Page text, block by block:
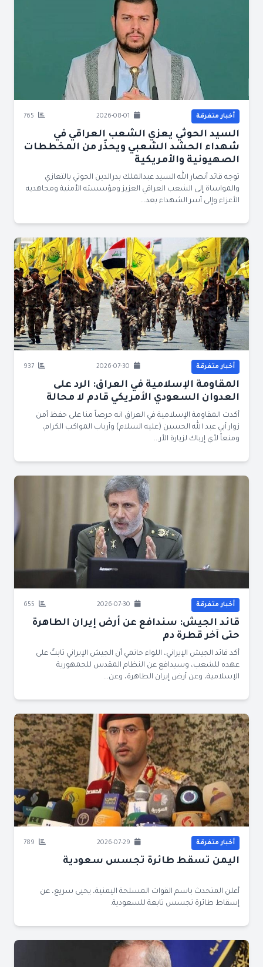
أخبار متفرقة
السيد الحوثي يعزي الشعب العراقي في
شهداء الحشد الشعبي ويحذّر من المخططات
الصهيونية والأمريكية
توجه قائد أنصار الله السيد عبدالملك بدرالدين الحوثي بالتعازي
والمواساة إلى الشعب العراقي العزيز ومؤسسته الأمنية ومجاهديه
الأعزاء وإلى أسر الشهداء بعد...
أخبار متفرقة
المقاومة الإسلامية في العراق: الرد على
العدوان السعودي الأمريكي قادم لا محالة
أكدت المقاومة الإسلامية في العراق انه حرصاً منا على حفظ أمن
زوار أبي عبد الله الحسين (عليه السلام) وأرباب المواكب الكرام،
ومنعاً لأي إرباك لزيارة الأر...
أخبار متفرقة
قائد الجيش: سندافع عن أرض إيران الطاهرة
حتى آخر قطرة دم
أكد قائد الجيش الإيراني، اللواء حاتمي أن الجيش الإيراني ثابتٌ على
عهده للشعب، وسيدافع عن النظام المقدس للجمهورية
الإسلامية، وعن أرض إيران الطاهرة، وعن...
أخبار متفرقة
اليمن تسقط طائرة تجسس سعودية
أعلن المتحدث باسم القوات المسلحة اليمنية، يحيى سريع، عن
إسقاط طائرة تجسس تابعة للسعودية.